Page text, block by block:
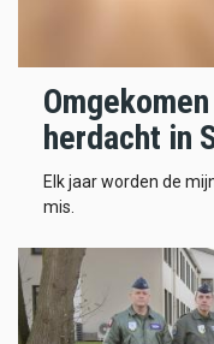
herdacht in
Elk jaar worden de
mis.